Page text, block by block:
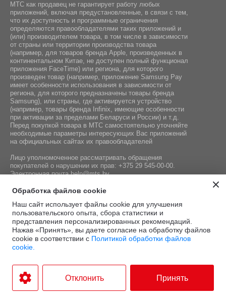
МТС как продавец не гарантирует работу любых
приложений, включая предустановленные, в связи с тем,
что их доступность и программные ограничения
определяются правообладателями таких приложений и
(или) производителем товара, в том числе в зависимости
от страны или территории производства товара
(например, для товаров бренда Apple, произведенных в
континентальном Китае, не доступен полный функционал
приложения FaceTime) или региона, для которого
произведен товар (например, приложение Samsung Pay
имеет особенности использования в зависимости от
региона, для которого предназначены товары бренда
Samsung), или страны, где активируется устройство
(например, товары бренда Infiniх, имеющие особенности
при активации за пределами Беларуси и России) и т.д.
Перед покупкой товара в МТС самостоятельно уточняйте
необходимые параметры интересующих Вас приложений
на официальных сайтах их правообладателей
Лицо уполномоченное рассматривать обращения
покупателей о нарушении их прав: +375 29 545-00-00.
Электронная почтаhelp@mts.by
Номер телефона работников местных исполнительных и
регистрации СООО «Мобильные ТелеСистемы»,
уполномоченных рассматривать обращения покупателей:
+375 17 215-14-65
reCAPTCHA, а также
применяются
конфиденциальности
Google
Условия
Разработка интернет-магазина
Обработка файлов cookie
Наш сайт использует файлы cookie для улучшения
пользовательского опыта, сбора статистики и
представления персонализированных рекомендаций.
Нажав «Принять», вы даете согласие на обработку файлов
cookie в соответствии с Политикой обработки файлов
cookie.
Отклонить Принять